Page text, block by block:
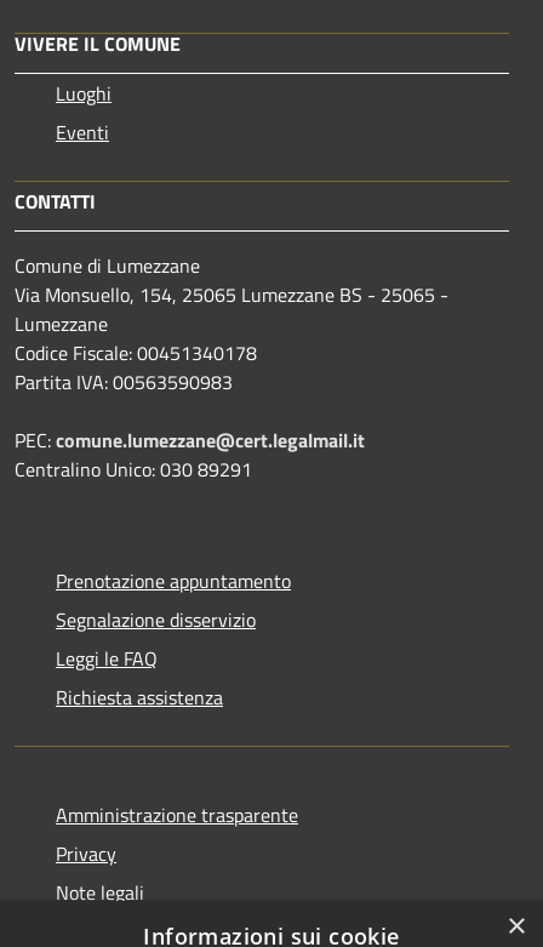
VIVERE IL COMUNE
Luoghi
Eventi
CONTATTI
Comune di Lumezzane
Via Monsuello, 154, 25065 Lumezzane BS - 25065 -
Lumezzane
Codice Fiscale: 00451340178
Partita IVA: 00563590983
PEC:comune.lumezzane@cert.legalmail.it
Centralino Unico: 030 89291
Prenotazione appuntamento
Segnalazione disservizio
Leggi le FAQ
Richiesta assistenza
Amministrazione trasparente
Privacy
Note legali
Dichiarazione di accessibilità
×
Informazioni sui cookie